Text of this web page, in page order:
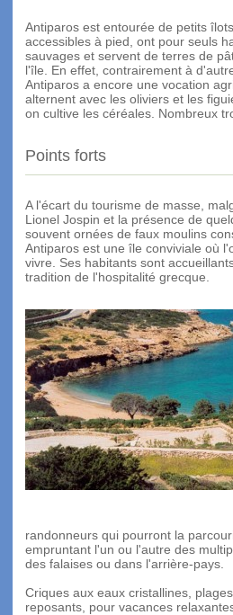
Antiparos est entourée de petits
accessibles à pied, ont pour seuls
sauvages et servent de terres de
l'île. En effet, contrairement à
Antiparos a encore une vocation
alternent avec les oliviers et les
on cultive les céréales. Nombreux
Points forts
A l'écart du tourisme de masse,
Lionel Jospin et la présence de
souvent ornées de faux moulins
Antiparos est une île conviviale où
vivre. Ses habitants sont
tradition de l'hospitalité grecque.
randonneurs qui pourront la
empruntant l'un ou l'autre des
des falaises ou dans l'arrière-pays.
Criques aux eaux cristallines,
reposants, pour vacances